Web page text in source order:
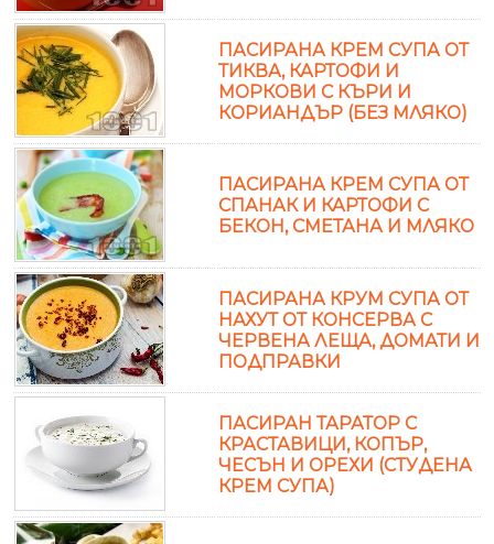
ПАСИРАНА КРЕМ СУПА ОТ
ТИКВА, КАРТОФИ И
МОРКОВИ С КЪРИ И
КОРИАНДЪР (БЕЗ МЛЯКО)
ПАСИРАНА КРЕМ СУПА ОТ
СПАНАК И КАРТОФИ С
БЕКОН, СМЕТАНА И МЛЯКО
ПАСИРАНА КРУМ СУПА ОТ
НАХУТ ОТ КОНСЕРВА С
ЧЕРВЕНА ЛЕЩА, ДОМАТИ И
ПОДПРАВКИ
ПАСИРАН ТАРАТОР С
КРАСТАВИЦИ, КОПЪР,
ЧЕСЪН И ОРЕХИ (СТУДЕНА
КРЕМ СУПА)